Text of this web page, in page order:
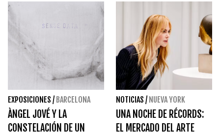
EXPOSICIONES / BARCELONA
ÀNGEL JOVÉ Y LA
CONSTELACIÓN DE UN
NOTICIAS / NUEVA YORK
UNA NOCHE DE RÉCORDS:
EL MERCADO DEL ARTE